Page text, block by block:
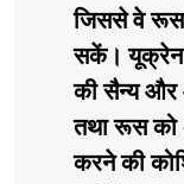
जिससे वे रूस
सकें। यूक्रेन
की सैन्य और
तथा रूस को
करने की